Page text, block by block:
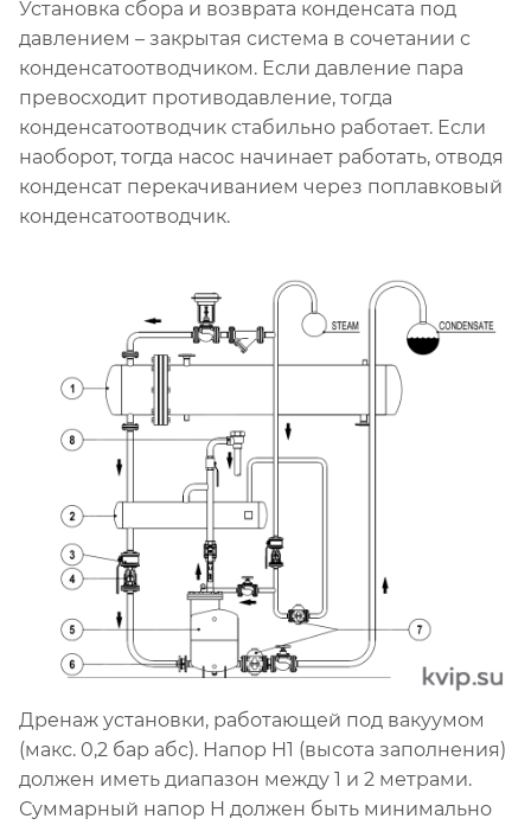
Установка сбора и возврата конденсата под
давлением – закрытая система в сочетании с
конденсатоотводчиком. Если давление пара
превосходит противодавление, тогда
конденсатоотводчик стабильно работает. Если
наоборот, тогда насос начинает работать, отводя
конденсат перекачиванием через поплавковый
конденсатоотводчик.
Дренаж установки, работающей под вакуумом
(макс. 0,2 бар абс). Напор H1 (высота заполнения)
должен иметь диапазон между 1 и 2 метрами.
Суммарный напор H должен быть минимально